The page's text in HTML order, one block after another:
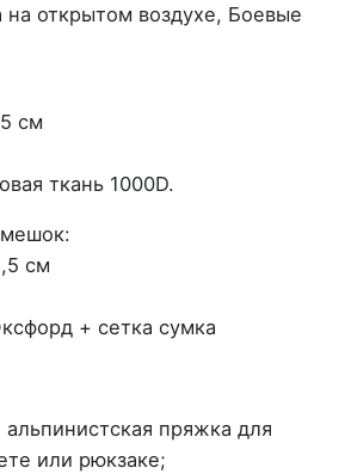
на открытом воздухе, Боевые
см
ткань 1000D.
см
+ сетка сумка
пряжка для
или рюкзаке;